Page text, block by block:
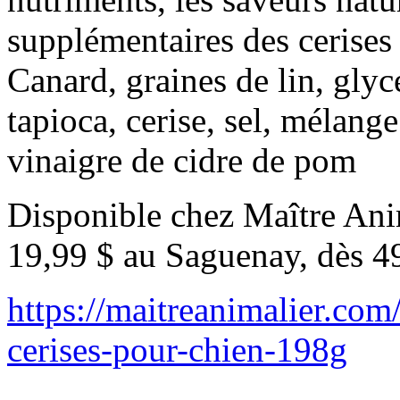
supplémentaires des
Canard, graines de lin,
tapioca, cerise, sel,
vinaigre de cidre de pom
Disponible chez Maître
19,99 $ au Saguenay, dès
https://
cerises-pour-chien-198g